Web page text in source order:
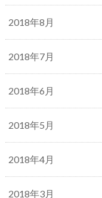
2018年8月
2018年7月
2018年6月
2018年5月
2018年4月
2018年3月